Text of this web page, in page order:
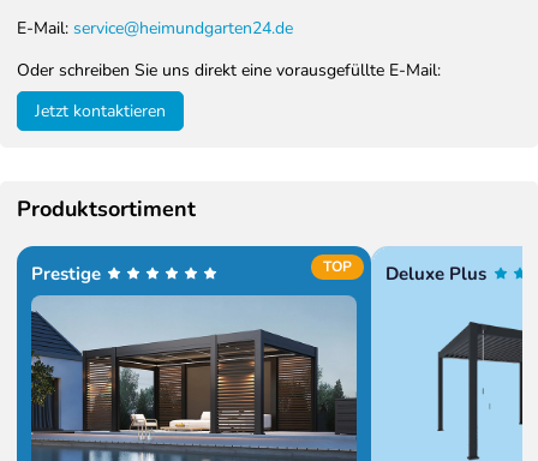
E-Mail: service@heimundgarten24.de
Oder schreiben Sie uns direkt eine vorausgefüllte E-Mail:
Jetzt kontaktieren
Produktsortiment
Prestige TOP Deluxe Plus